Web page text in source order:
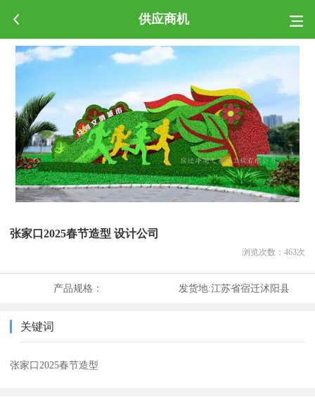
供应商机
张家口2025春节造型 设计公司
浏览次数： 463次
产品规格： 发货地:江苏省宿迁沭阳县
关键词
张家口2025春节造型